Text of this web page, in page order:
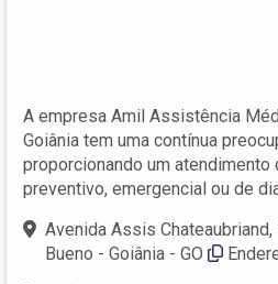
A empresa Amil Assistência
Goiânia tem uma contínua
proporcionando um
preventivo, emergencial ou de
Avenida Assis
Bueno - Goiânia - GO